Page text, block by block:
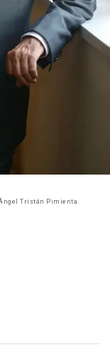
Tristán Pimienta.